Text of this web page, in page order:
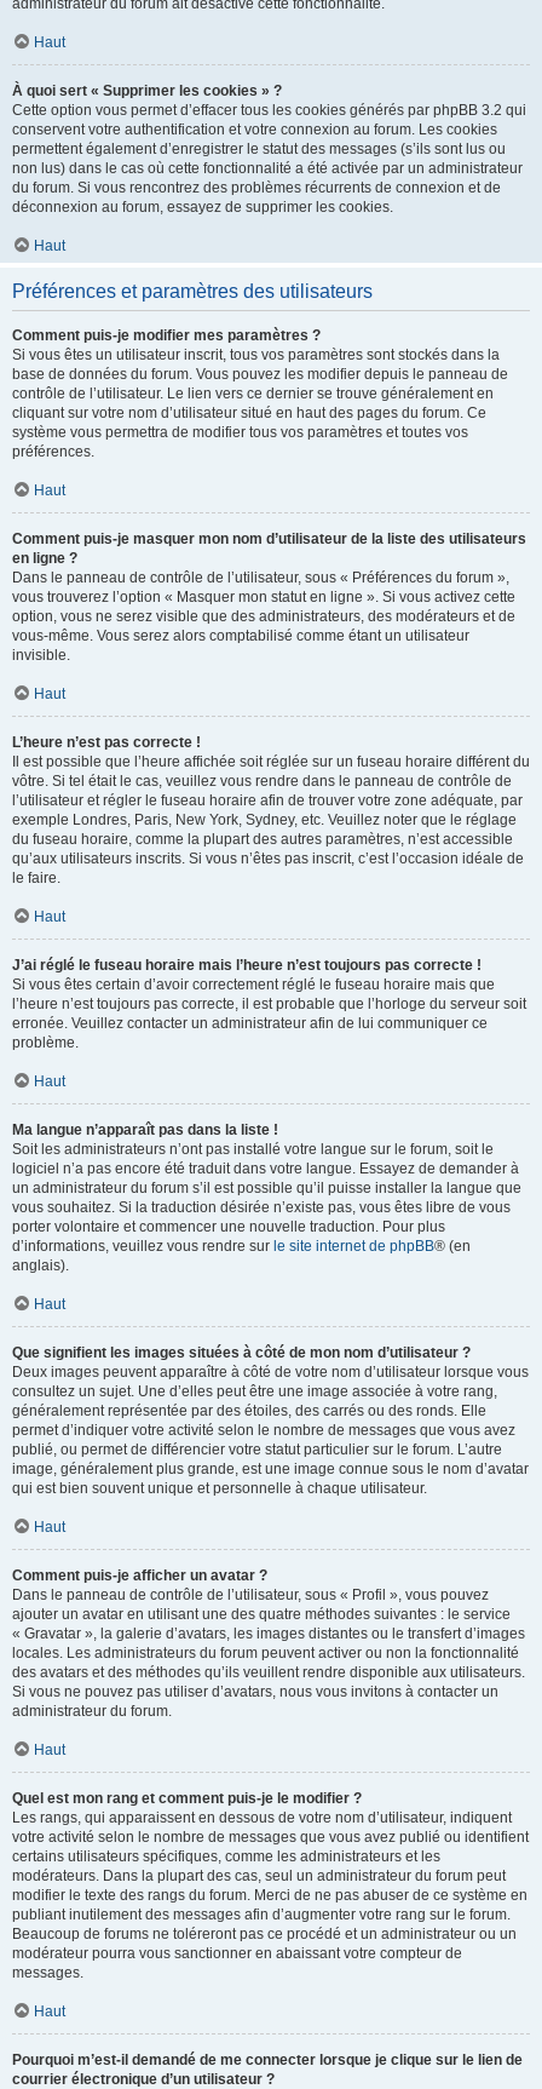
administrateur du forum ait désactivé cette fonctionnalité.
Haut
À quoi sert « Supprimer les cookies » ?
Cette option vous permet d’effacer tous les cookies générés par phpBB 3.2 qui
conservent votre authentification et votre connexion au forum. Les cookies
permettent également d’enregistrer le statut des messages (s’ils sont lus ou
non lus) dans le cas où cette fonctionnalité a été activée par un administrateur
du forum. Si vous rencontrez des problèmes récurrents de connexion et de
déconnexion au forum, essayez de supprimer les cookies.
Haut
Préférences et paramètres des utilisateurs
Comment puis-je modifier mes paramètres ?
Si vous êtes un utilisateur inscrit, tous vos paramètres sont stockés dans la
base de données du forum. Vous pouvez les modifier depuis le panneau de
contrôle de l’utilisateur. Le lien vers ce dernier se trouve généralement en
cliquant sur votre nom d’utilisateur situé en haut des pages du forum. Ce
système vous permettra de modifier tous vos paramètres et toutes vos
préférences.
Haut
Comment puis-je masquer mon nom d’utilisateur de la liste des utilisateurs
en ligne ?
Dans le panneau de contrôle de l’utilisateur, sous « Préférences du forum »,
vous trouverez l’option « Masquer mon statut en ligne ». Si vous activez cette
option, vous ne serez visible que des administrateurs, des modérateurs et de
vous-même. Vous serez alors comptabilisé comme étant un utilisateur
invisible.
Haut
L’heure n’est pas correcte !
Il est possible que l’heure affichée soit réglée sur un fuseau horaire différent du
vôtre. Si tel était le cas, veuillez vous rendre dans le panneau de contrôle de
l’utilisateur et régler le fuseau horaire afin de trouver votre zone adéquate, par
exemple Londres, Paris, New York, Sydney, etc. Veuillez noter que le réglage
du fuseau horaire, comme la plupart des autres paramètres, n’est accessible
qu’aux utilisateurs inscrits. Si vous n’êtes pas inscrit, c’est l’occasion idéale de
le faire.
Haut
J’ai réglé le fuseau horaire mais l’heure n’est toujours pas correcte !
Si vous êtes certain d’avoir correctement réglé le fuseau horaire mais que
l’heure n’est toujours pas correcte, il est probable que l’horloge du serveur soit
erronée. Veuillez contacter un administrateur afin de lui communiquer ce
problème.
Haut
Ma langue n’apparaît pas dans la liste !
Soit les administrateurs n’ont pas installé votre langue sur le forum, soit le
logiciel n’a pas encore été traduit dans votre langue. Essayez de demander à
un administrateur du forum s’il est possible qu’il puisse installer la langue que
vous souhaitez. Si la traduction désirée n’existe pas, vous êtes libre de vous
porter volontaire et commencer une nouvelle traduction. Pour plus
d’informations, veuillez vous rendre sur le site internet de phpBB® (en
anglais).
Haut
Que signifient les images situées à côté de mon nom d’utilisateur ?
Deux images peuvent apparaître à côté de votre nom d’utilisateur lorsque vous
consultez un sujet. Une d’elles peut être une image associée à votre rang,
généralement représentée par des étoiles, des carrés ou des ronds. Elle
permet d’indiquer votre activité selon le nombre de messages que vous avez
publié, ou permet de différencier votre statut particulier sur le forum. L’autre
image, généralement plus grande, est une image connue sous le nom d’avatar
qui est bien souvent unique et personnelle à chaque utilisateur.
Haut
Comment puis-je afficher un avatar ?
Dans le panneau de contrôle de l’utilisateur, sous « Profil », vous pouvez
ajouter un avatar en utilisant une des quatre méthodes suivantes : le service
« Gravatar », la galerie d’avatars, les images distantes ou le transfert d’images
locales. Les administrateurs du forum peuvent activer ou non la fonctionnalité
des avatars et des méthodes qu’ils veuillent rendre disponible aux utilisateurs.
Si vous ne pouvez pas utiliser d’avatars, nous vous invitons à contacter un
administrateur du forum.
Haut
Quel est mon rang et comment puis-je le modifier ?
Les rangs, qui apparaissent en dessous de votre nom d’utilisateur, indiquent
votre activité selon le nombre de messages que vous avez publié ou identifient
certains utilisateurs spécifiques, comme les administrateurs et les
modérateurs. Dans la plupart des cas, seul un administrateur du forum peut
modifier le texte des rangs du forum. Merci de ne pas abuser de ce système en
publiant inutilement des messages afin d’augmenter votre rang sur le forum.
Beaucoup de forums ne toléreront pas ce procédé et un administrateur ou un
modérateur pourra vous sanctionner en abaissant votre compteur de
messages.
Haut
Pourquoi m’est-il demandé de me connecter lorsque je clique sur le lien de
courrier électronique d’un utilisateur ?